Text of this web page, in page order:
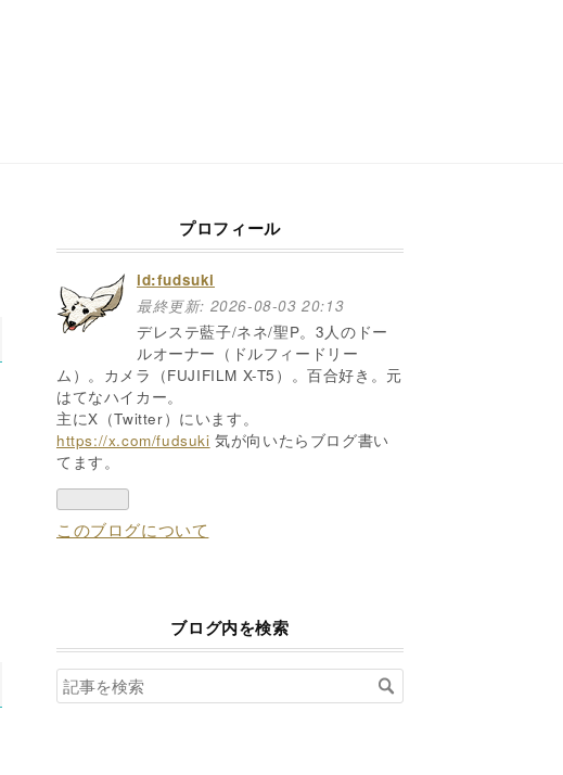
プロフィール
id:fudsuki
最終更新: 2026-08-03 20:13
デレステ藍子/ネネ/聖P。3人のドー
ルオーナー（ドルフィードリー
ム）。カメラ（FUJIFILM X-T5）。百合好き。元
はてなハイカー。
主にX（Twitter）にいます。
https://x.com/fudsuki 気が向いたらブログ書い
てます。
このブログについて
ブログ内を検索